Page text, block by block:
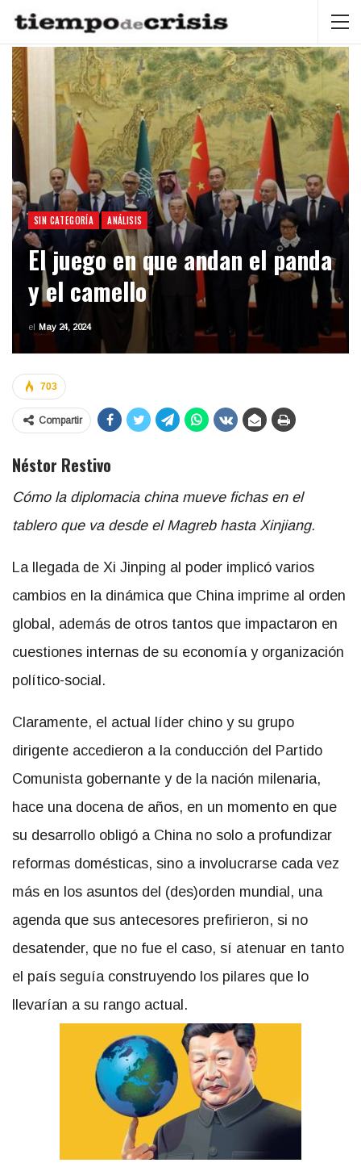
SIN CATEGORÍA ANÁLISIS
El juego en que andan el panda
y el camello
el May 24, 2024
703
Compartir
Néstor Restivo
Cómo la diplomacia china mueve fichas en el
tablero que va desde el Magreb hasta Xinjiang.
La llegada de Xi Jinping al poder implicó varios
cambios en la dinámica que China imprime al orden
global, además de otros tantos que impactaron en
cuestiones internas de su economía y organización
político-social.
Claramente, el actual líder chino y su grupo
dirigente accedieron a la conducción del Partido
Comunista gobernante y de la nación milenaria,
hace una docena de años, en un momento en que
su desarrollo obligó a China no solo a profundizar
reformas domésticas, sino a involucrarse cada vez
más en los asuntos del (des)orden mundial, una
agenda que sus antecesores prefirieron, si no
desatender, que no fue el caso, sí atenuar en tanto
el país seguía construyendo los pilares que lo
llevarían a su rango actual.